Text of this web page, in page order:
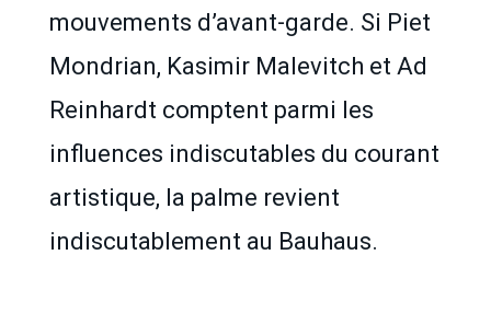
mouvements d’avant-garde. Si Piet
Mondrian, Kasimir Malevitch et Ad
Reinhardt comptent parmi les
influences indiscutables du courant
artistique, la palme revient
indiscutablement au Bauhaus.